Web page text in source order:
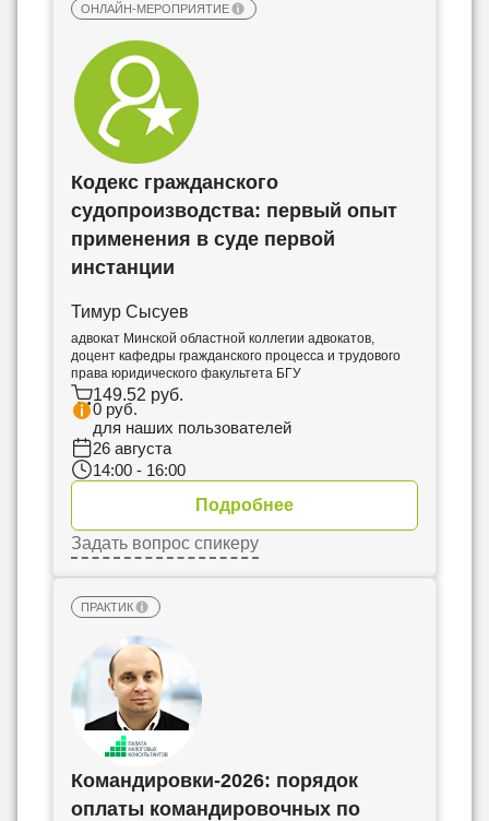
ОНЛАЙН-МЕРОПРИЯТИЕ
Кодекс гражданского
судопроизводства: первый опыт
применения в суде первой
инстанции
Тимур Сысуев
адвокат Минской областной коллегии адвокатов,
доцент кафедры гражданского процесса и трудового
права юридического факультета БГУ
149.52 руб.
0 руб.
для наших пользователей
26 августа
14:00 - 16:00
Подробнее
Задать вопрос спикеру
ПРАКТИК
Командировки-2026: порядок
оплаты командировочных по